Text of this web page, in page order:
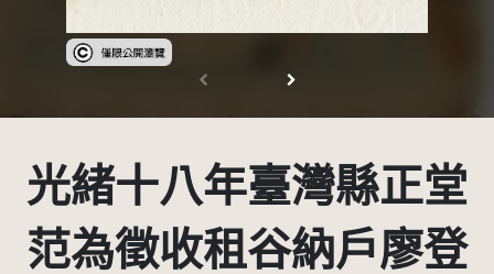
受著作權法保護-僅限於本平台有限度公開瀏覽
光緒十八年臺灣縣正堂
范為徵收租谷納戶廖登